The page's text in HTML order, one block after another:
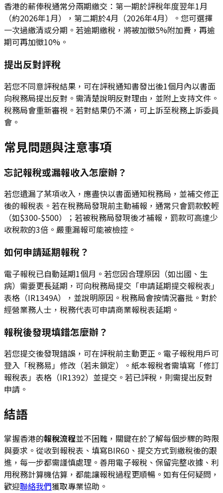
香港的薪俸稅通常分兩期繳交：第一期於評稅年度翌年1月
（約2026年1月），第二期於4月（2026年4月）。您可選擇
一次過繳清或分期。若逾期繳稅，將被加徵5%附加費，再逾
期可再加徵10%。
提出反對評稅
若您不同意評稅結果，可在評稅通知書發出後1個月內以書面
向稅務局提出反對。需清楚說明反對理由，並附上支持文件。
稅務局會重新審視。若對結果仍不滿，可上訴至稅務上訴委員
會。
常見問題與注意事項
忘記報稅或漏報收入怎麼辦？
若您遺漏了某項收入，應盡快以書面通知稅務局，並補交修正
後的報稅表。若在稅務局發現前主動補報，通常只會罰款較輕
（如$300-$500）；若被稅務局發現後才補報，罰款可高達少
收稅款的3倍。嚴重漏報可能被檢控。
如何申請延期報稅？
電子報稅已自動延期1個月。若您因合理原因（如出國、生
病）需要更長延期，可向稅務局提交「申請延期提交報稅表」
表格（IR1349A），並說明原因。稅務局會按情況審批。對於
經營業務人士，稅務代表可申請商業報稅表延期。
報稅後發現填錯怎麼辦？
若您提交後發現錯誤，可在評稅前主動更正。電子報稅用戶可
登入「稅務易」修改（若未鎖定）。紙本報稅者需填寫「修訂
報稅表」表格（IR1392）並提交。若已評稅，則需提出反對
申請。
結語
掌握香港的報稅流程並不困難，關鍵在於了解每個步驟的時限
與要求。從收到報稅表、填寫BIR60、提交方式到繳稅後的跟
進，每一步都需謹慎處理。善用電子報稅、保留完整收據、利
用稅務計算機估算，都能讓報稅過程更順暢。如有任何疑問，
歡迎聯絡我們獲取專業協助。